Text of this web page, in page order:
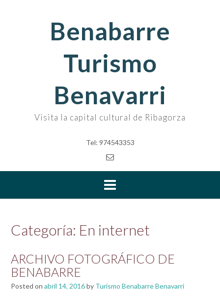
Benabarre
Turismo
Benavarri
Visita la capital cultural de Ribagorza
Tel: 974543353
Categoría: En internet
ARCHIVO FOTOGRÁFICO DE
BENABARRE
Posted on abril 14, 2016by Turismo Benabarre Benavarri